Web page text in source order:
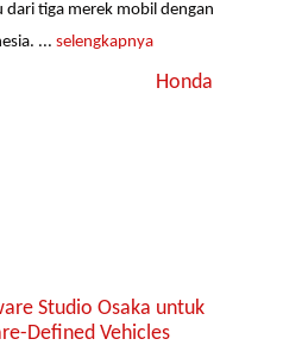
dari tiga merek mobil dengan
...selengkapnya
Honda
Studio Osaka untuk
Defined Vehicles